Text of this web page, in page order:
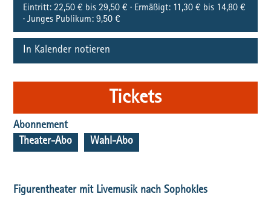
Eintritt: 22,50 € bis 29,50 € · Ermäßigt: 11,30 € bis 14,80 €
· Junges Publikum: 9,50 €
In Kalender notieren
Tickets
Abonnement
Theater-Abo
Wahl-Abo
Figurentheater mit Livemusik nach Sophokles